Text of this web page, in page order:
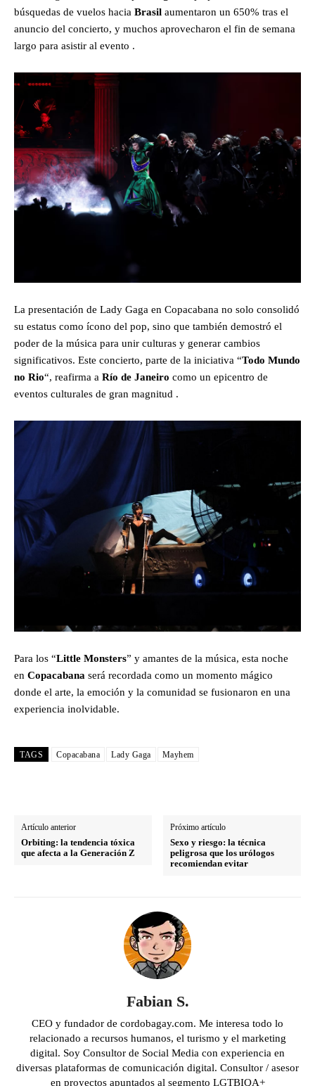
búsquedas de vuelos hacia Brasil aumentaron un 650% tras el
anuncio del concierto, y muchos aprovecharon el fin de semana
largo para asistir al evento .
La presentación de Lady Gaga en Copacabana no solo consolidó
su estatus como ícono del pop, sino que también demostró el
poder de la música para unir culturas y generar cambios
significativos. Este concierto, parte de la iniciativa “Todo Mundo
no Rio“, reafirma a Río de Janeiro como un epicentro de
eventos culturales de gran magnitud .
Para los “Little Monsters” y amantes de la música, esta noche
en Copacabana será recordada como un momento mágico
donde el arte, la emoción y la comunidad se fusionaron en una
experiencia inolvidable.
TAGS Copacabana Lady Gaga Mayhem
Artículo anterior
Orbiting: la tendencia tóxica
que afecta a la Generación Z
Próximo artículo
Sexo y riesgo: la técnica
peligrosa que los urólogos
recomiendan evitar
Fabian S.
CEO y fundador de cordobagay.com. Me interesa todo lo
relacionado a recursos humanos, el turismo y el marketing
digital. Soy Consultor de Social Media con experiencia en
diversas plataformas de comunicación digital. Consultor / asesor
en proyectos apuntados al segmento LGTBIQA+